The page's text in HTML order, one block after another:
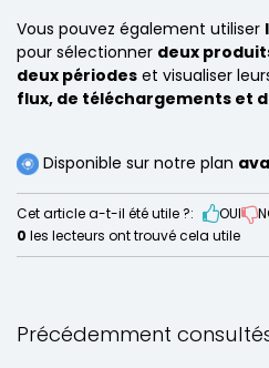
Vous pouvez également utiliser
pour sélectionner deux
deux périodes et visualiser
flux, de téléchargements et
Disponible sur notre plan
Cet article a-t-il été utile ?: OUI
0 les lecteurs ont trouvé cela utile
Précédemment